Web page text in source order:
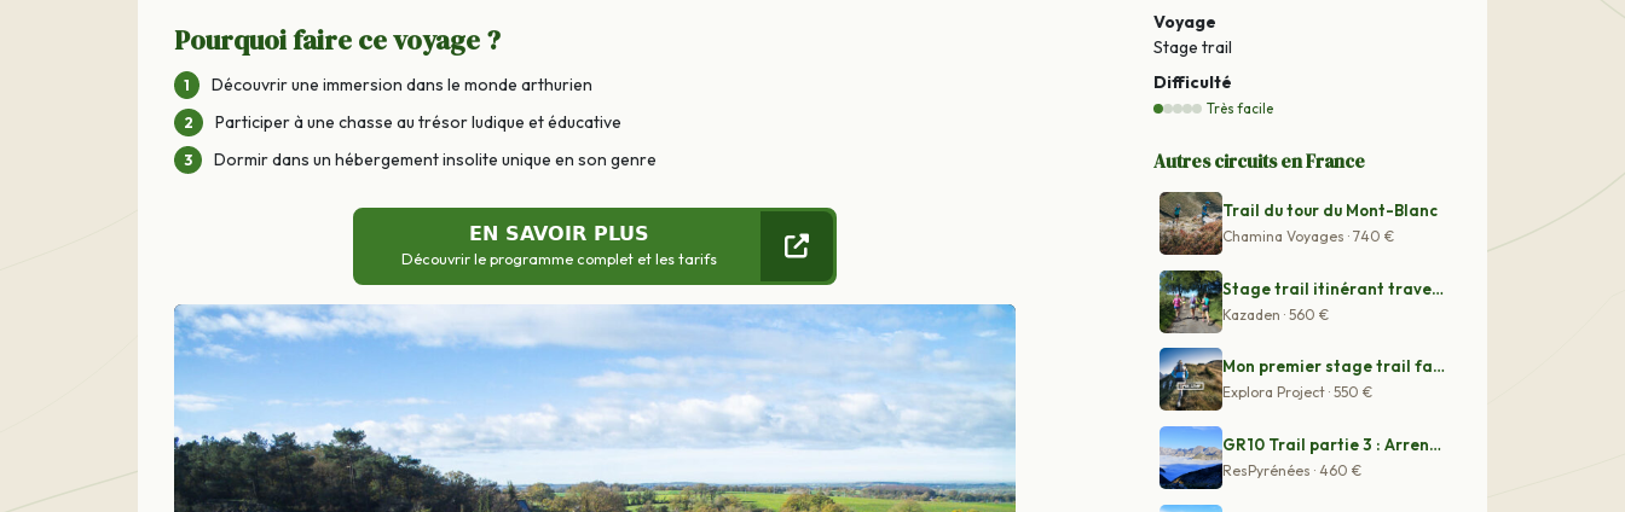
Pourquoi faire ce voyage ?
Découvrir une immersion dans le monde arthurien
Participer à une chasse au trésor ludique et éducative
Dormir dans un hébergement insolite unique en son genre
EN SAVOIR PLUS
Découvrir le programme complet et les tarifs
Voyage
Stage trail
Difficulté
Très facile
Autres circuits en France
Trail du tour du Mont-Blanc
Chamina Voyages · 740 €
Stage trail itinérant traversée du Morvan
Kazaden · 560 €
Mon premier stage trail face au Mont Blanc
Explora Project · 550 €
GR10 Trail partie 3 : Arrens Marsous à Saint Lary Soula
ResPyrénées · 460 €